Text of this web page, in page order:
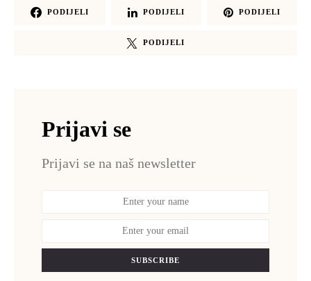
PODIJELI PODIJELI PODIJELI
PODIJELI
Prijavi se
Prijavi se na naš newsletter
SUBSCRIBE